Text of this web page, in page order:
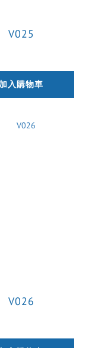
V025
加入購物車
V026